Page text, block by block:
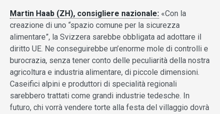
Martin Haab (ZH), consigliere nazionale: «Con la
creazione di uno “spazio comune per la sicurezza
alimentare”, la Svizzera sarebbe obbligata ad adottare il
diritto UE. Ne conseguirebbe un’enorme mole di controlli e
burocrazia, senza tener conto delle peculiarità della nostra
agricoltura e industria alimentare, di piccole dimensioni.
Caseifici alpini e produttori di specialità regionali
sarebbero trattati come grandi industrie tedesche. In
futuro, chi vorrà vendere torte alla festa del villaggio dovrà